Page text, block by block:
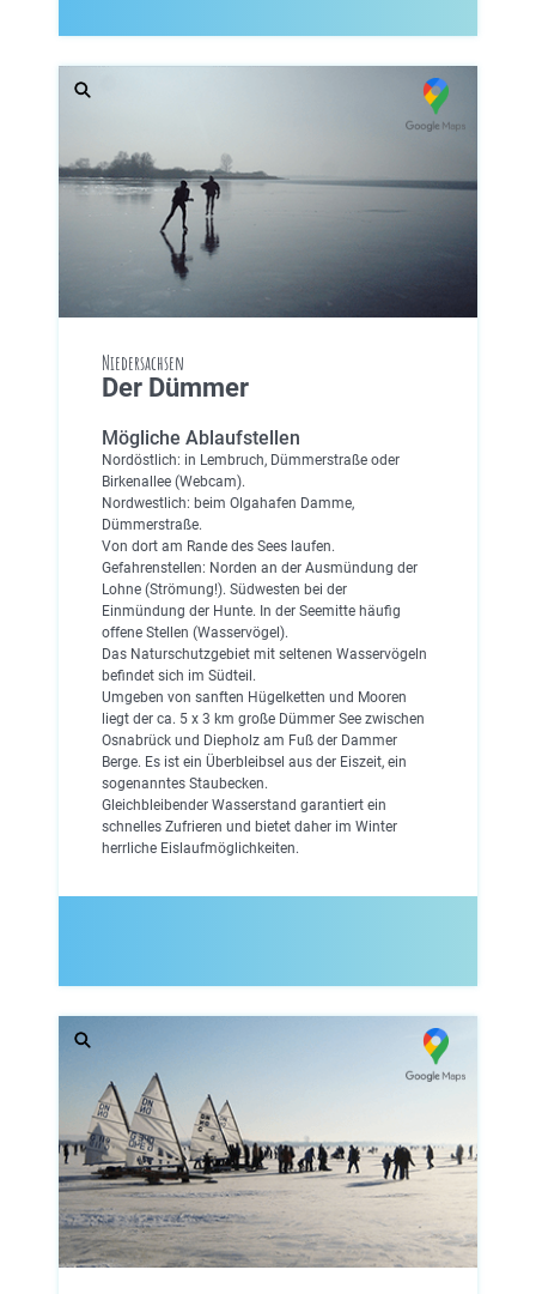
Niedersachsen
Der Dümmer
Mögliche Ablaufstellen
Nordöstlich: in Lembruch, Dümmerstraße oder
Birkenallee (Webcam).
Nordwestlich: beim Olgahafen Damme,
Dümmerstraße.
Von dort am Rande des Sees laufen.
Gefahrenstellen: Norden an der Ausmündung der
Lohne (Strömung!). Südwesten bei der
Einmündung der Hunte. In der Seemitte häufig
offene Stellen (Wasservögel).
Das Naturschutzgebiet mit seltenen Wasservögeln
befindet sich im Südteil.
Umgeben von sanften Hügelketten und Mooren
liegt der ca. 5 x 3 km große Dümmer See zwischen
Osnabrück und Diepholz am Fuß der Dammer
Berge. Es ist ein Überbleibsel aus der Eiszeit, ein
sogenanntes Staubecken.
Gleichbleibender Wasserstand garantiert ein
schnelles Zufrieren und bietet daher im Winter
herrliche Eislaufmöglichkeiten.